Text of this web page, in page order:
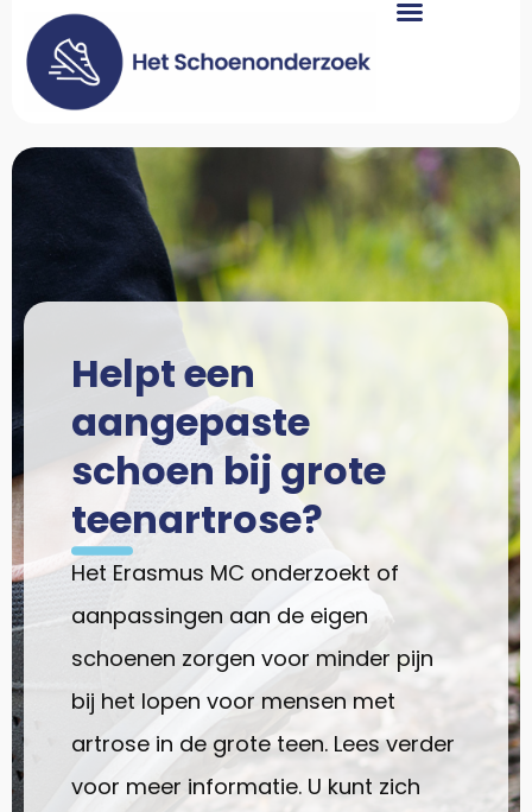
Helpt een
aangepaste
schoen bij grote
teenartrose?
Het Erasmus MC onderzoekt of
aanpassingen aan de eigen
schoenen zorgen voor minder pijn
bij het lopen voor mensen met
artrose in de grote teen. Lees verder
voor meer informatie. U kunt zich